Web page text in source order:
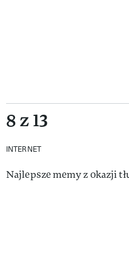
8 z 13
INTERNET
Najlepsze memy z okazji